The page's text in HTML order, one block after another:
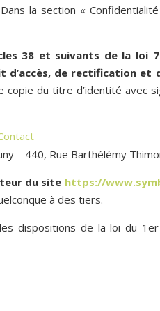
la section «
38 et suivants de la loi
de rectification et
copie du titre d’identité avec
– 440, Rue Barthélémy
du site https://
à des tiers.
dispositions de la loi du